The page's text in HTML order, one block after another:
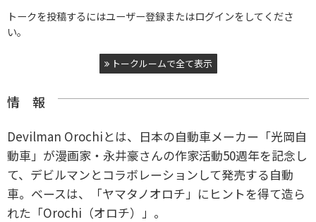
トークを投稿するにはユーザー登録またはログインをしてくださ
い。
トークルームで全て表示
情 報
Devilman Orochiとは、日本の自動車メーカー「光岡自
動車」が漫画家・永井豪さんの作家活動50週年を記念し
て、デビルマンとコラボレーションして発売する自動
車。ベースは、「ヤマタノオロチ」にヒントを得て造ら
れた「Orochi（オロチ）」。